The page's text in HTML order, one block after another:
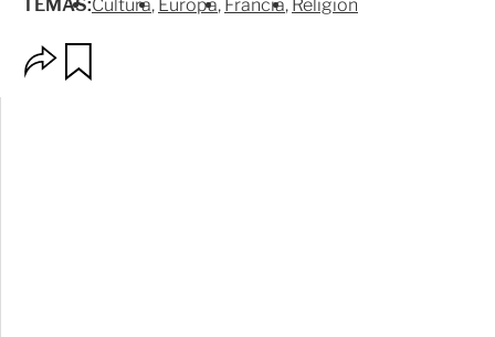
TEMAS:Cultura Europa Francia Religión